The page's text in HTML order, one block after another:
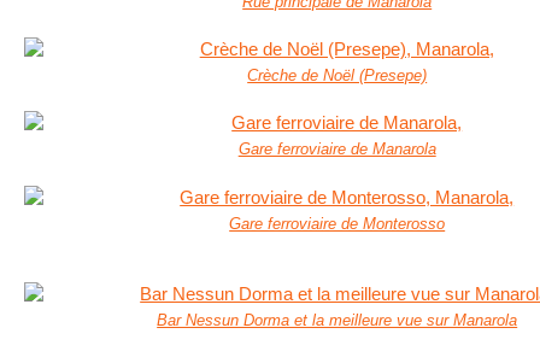
Crèche de Noël (Presepe)
Gare ferroviaire de Manarola
Gare ferroviaire de Monterosso
Bar Nessun Dorma et la meilleure vue sur Manarola